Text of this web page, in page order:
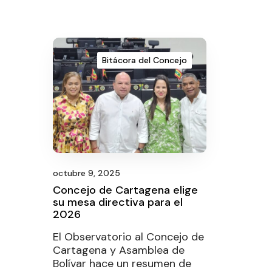
Bitácora del Concejo
octubre 9, 2025
Concejo de Cartagena elige
su mesa directiva para el
2026
El Observatorio al Concejo de
Cartagena y Asamblea de
Bolívar hace un resumen de